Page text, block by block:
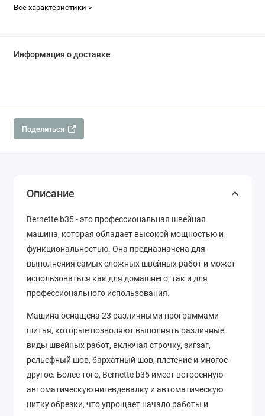
Все характеристики >
Информация о доставке
Поделиться
Описание
Bernette b35 - это профессиональная швейная
машина, которая обладает высокой мощностью и
функциональностью. Она предназначена для
выполнения самых сложных швейных работ и может
использоваться как для домашнего, так и для
профессионального использования.
Машина оснащена 23 различными программами
шитья, которые позволяют выполнять различные
виды швейных работ, включая строчку, зигзаг,
рельефный шов, бархатный шов, плетение и многое
другое. Более того, Bernette b35 имеет встроенную
автоматическую нитевдевалку и автоматическую
нитку обрезки, что упрощает начало работы и